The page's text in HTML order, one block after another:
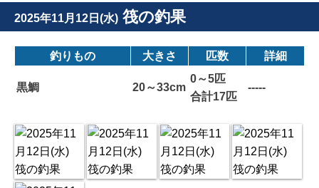
2025年11月12日(水) 筏の釣果
釣りもの 大きさ 匹数 詳細
黒鯛 20～33cm
0～5匹
合計17匹
-----